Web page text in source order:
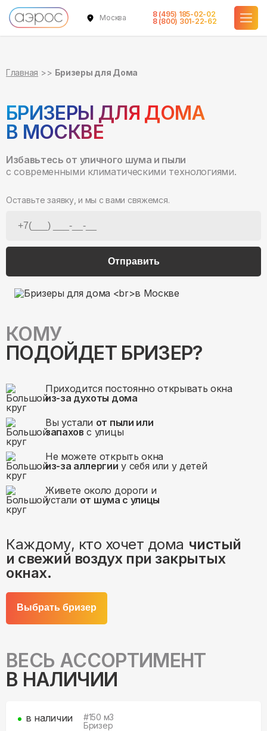
Москва
8 (495) 185-02-02
8 (800) 301-22-62
Главная Бризеры для Дома
БРИЗЕРЫ ДЛЯ ДОМА
В МОСКВЕ
Избавьтесь от уличного шума и пыли
с современными климатическими технологиями.
Оставьте заявку, и мы с вами свяжемся.
Отправить
КОМУ
ПОДОЙДЕТ БРИЗЕР?
Приходится постоянно открывать окна
из-за духоты дома
Вы устали от пыли или
запахов с улицы
Не можете открыть окна
из-за аллергии у себя или у детей
Живете около дороги и
устали от шума с улицы
Каждому, кто хочет дома чистый
и свежий воздух при закрытых
окнах.
Выбрать бризер
ВЕСЬ АССОРТИМЕНТ
В НАЛИЧИИ
#150 м3
Бризер
в наличии